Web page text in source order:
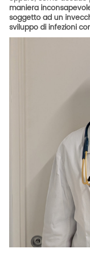
maniera
soggetto ad un
sviluppo di infezioni